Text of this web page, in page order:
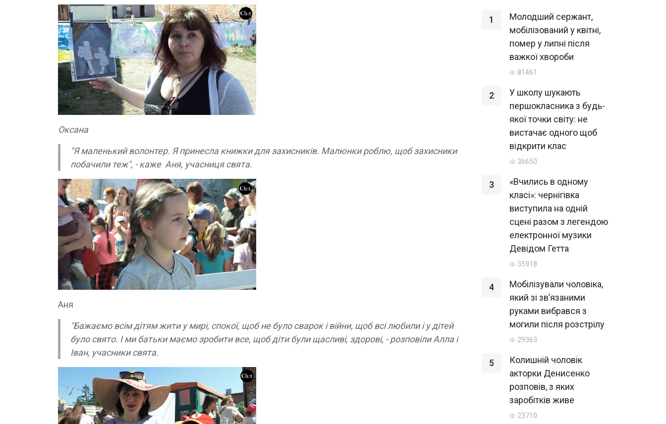
Оксана
"Я маленький волонтер. Я принесла книжки для захисників. Малюнки роблю, щоб захисники
побачили теж", - каже Аня, учасниця свята.
Аня
"Бажаємо всім дітям жити у мирі, спокої, щоб не було сварок і війни, щоб всі любили і у дітей
було свято. І ми батьки маємо зробити все, щоб діти були щасливі, здорові, - розповіли Алла і
Іван, учасники свята.
1
Молодший сержант,
мобілізований у квітні,
помер у липні після
важкої хвороби
81461
2
У школу шукають
першокласника з будь-
якої точки світу: не
вистачає одного щоб
відкрити клас
36650
3
«Вчились в одному
класі»: чернігівка
виступила на одній
сцені разом з легендою
електронної музики
Девідом Гетта
35918
4
Мобілізували чоловіка,
який зі зв’язаними
руками вибрався з
могили після розстрілу
29363
5
Колишній чоловік
акторки Денисенко
розповів, з яких
заробітків живе
23710